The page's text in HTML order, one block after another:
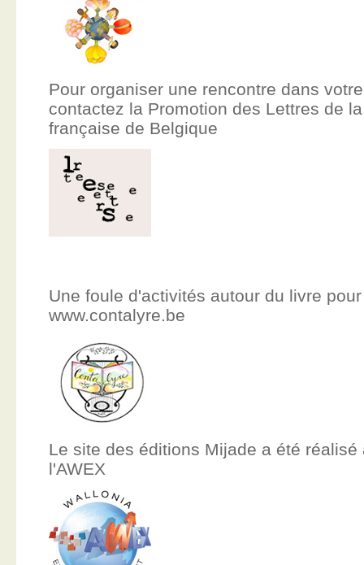
Pour organiser une rencontre dans
contactez la Promotion des Lettres de
française de Belgique
Une foule d'activités autour du livre
www.contalyre.be
Le site des éditions Mijade a été réalisé
l'AWEX